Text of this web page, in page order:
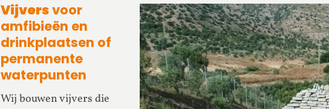
Vijversvoor
amfibieën en
drinkplaatsen of
permanente
waterpunten
Wij bouwen vijvers die